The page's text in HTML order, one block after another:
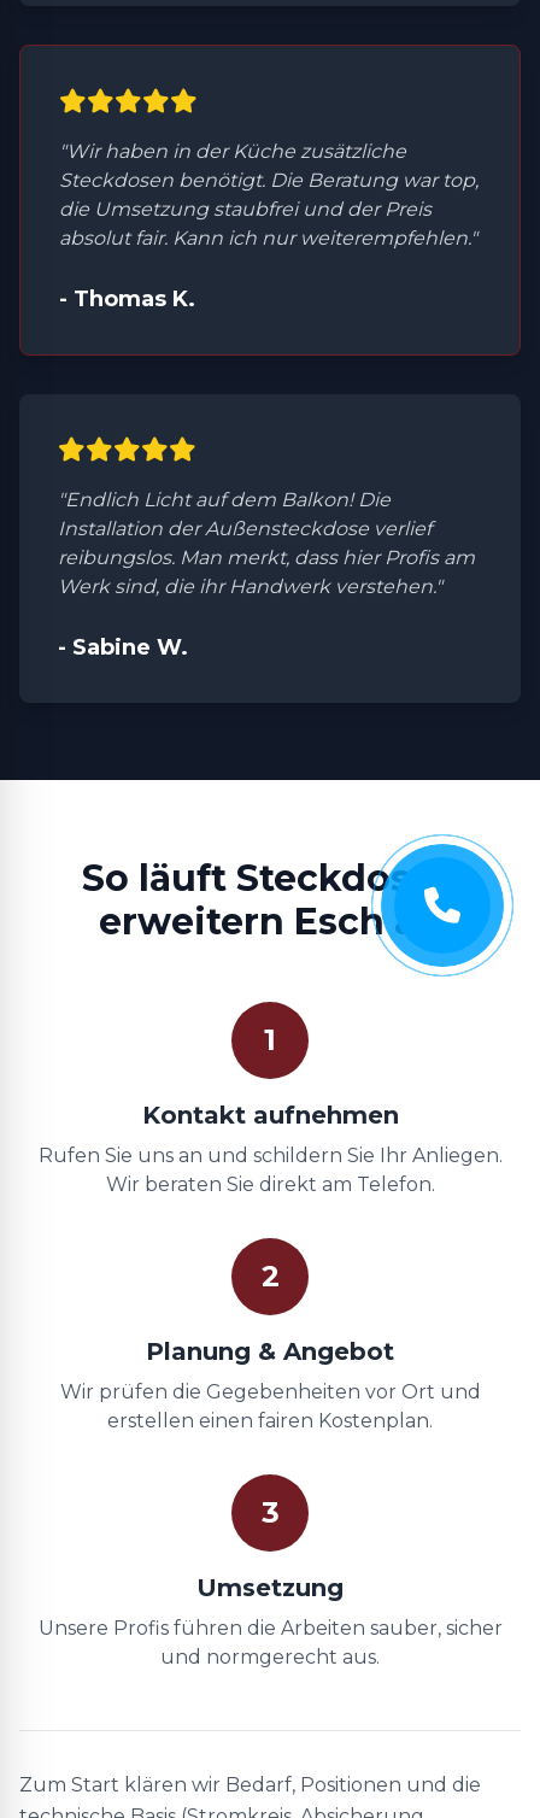
"Wir haben in der Küche zusätzliche
Steckdosen benötigt. Die Beratung war top,
die Umsetzung staubfrei und der Preis
absolut fair. Kann ich nur weiterempfehlen."
- Thomas K.
"Endlich Licht auf dem Balkon! Die
Installation der Außensteckdose verlief
reibungslos. Man merkt, dass hier Profis am
Werk sind, die ihr Handwerk verstehen."
- Sabine W.
So läuft Steckdosen
erweitern Esch ab
1
Kontakt aufnehmen
Rufen Sie uns an und schildern Sie Ihr Anliegen.
Wir beraten Sie direkt am Telefon.
2
Planung & Angebot
Wir prüfen die Gegebenheiten vor Ort und
erstellen einen fairen Kostenplan.
3
Umsetzung
Unsere Profis führen die Arbeiten sauber, sicher
und normgerecht aus.
Zum Start klären wir Bedarf, Positionen und die